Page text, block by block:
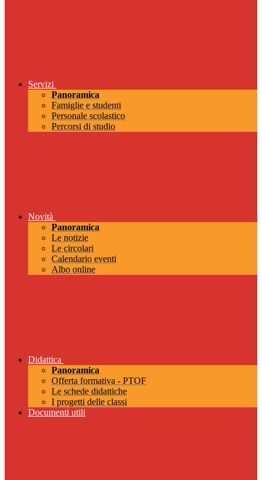
Servizi
Panoramica
Famiglie e studenti
Personale scolastico
Percorsi di studio
Novità
Panoramica
Le notizie
Le circolari
Calendario eventi
Albo online
Didattica
Panoramica
Offerta formativa - PTOF
Le schede didattiche
I progetti delle classi
Documenti utili